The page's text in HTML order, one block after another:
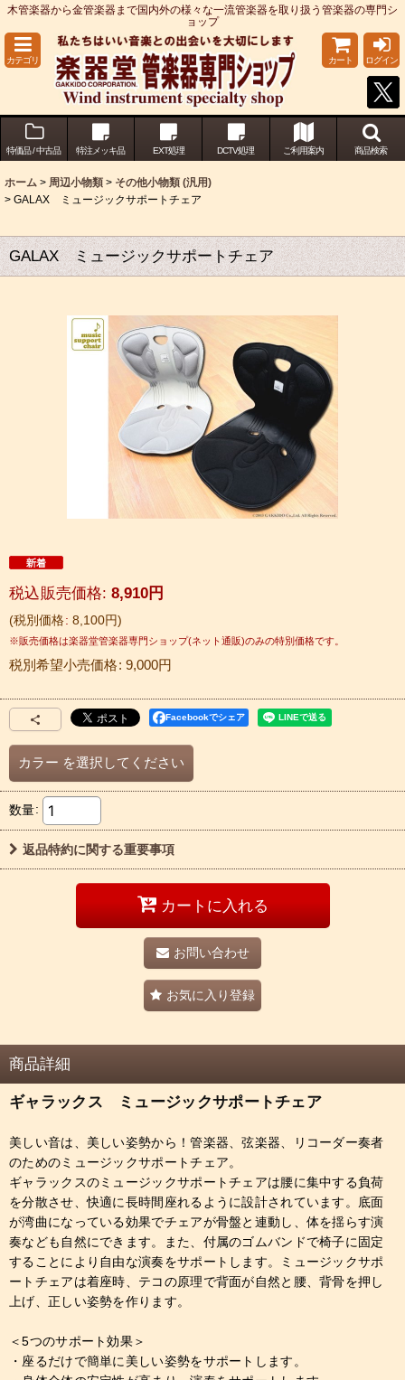
木管楽器から金管楽器まで国内外の様々な一流管楽器を取り扱う管楽器の専門シ
ョップ
カテゴリ カート ログイン
特価品 / 中古品 特注メッキ品 EXT処理 DCTV処理 ご利用案内 商品検索
ホーム > 周辺小物類 > その他小物類 (汎用)
> GALAX ミュージックサポートチェア
GALAX ミュージックサポートチェア
税別価格: 8,100円
税込 : 8,910円
税別希望小売価格: 9,000円
Facebookでシェア
カラー を選択してください
数量:
返品特約に関する重要事項
カートに入れる
お問い合わせ
お気に入り登録
商品詳細
ギャラックス ミュージックサポートチェア
美しい音は、美しい姿勢から！管楽器、弦楽器、リコーダー奏者
のためのミュージックサポートチェア。
ギャラックスのミュージックサポートチェアは腰に集中する負荷
を分散させ、快適に長時間座れるように設計されています。底面
が湾曲になっている効果でチェアが骨盤と連動し、体を揺らす演
奏なども自然にできます。また、付属のゴムバンドで椅子に固定
することにより自由な演奏をサポートします。ミュージックサポ
ートチェアは着座時、テコの原理で背面が自然と腰、背骨を押し
上げ、正しい姿勢を作ります。
＜5つのサポート効果＞
・座るだけで簡単に美しい姿勢をサポートします。